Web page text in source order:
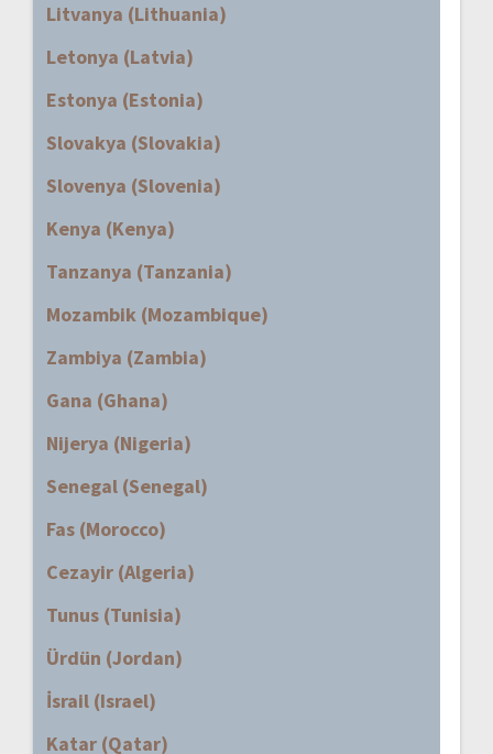
Litvanya (Lithuania)
Letonya (Latvia)
Estonya (Estonia)
Slovakya (Slovakia)
Slovenya (Slovenia)
Kenya (Kenya)
Tanzanya (Tanzania)
Mozambik (Mozambique)
Zambiya (Zambia)
Gana (Ghana)
Nijerya (Nigeria)
Senegal (Senegal)
Fas (Morocco)
Cezayir (Algeria)
Tunus (Tunisia)
Ürdün (Jordan)
İsrail (Israel)
Katar (Qatar)